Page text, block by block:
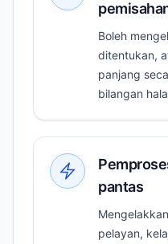
Boleh
ditentukan,
panjang
bilangan
pantas
pelayan,